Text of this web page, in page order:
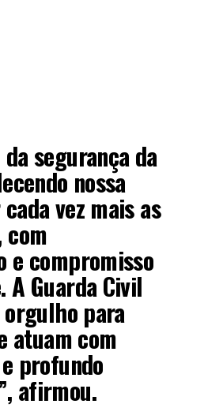
segurança da
nossa
vez mais as
com
e compromisso
A Guarda Civil
para
atuam com
profundo
afirmou.